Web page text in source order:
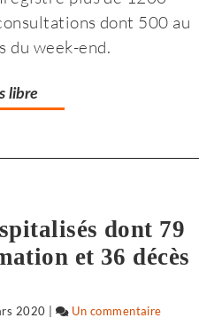
modestes
dont 500 au
du week-end.
libre
dont 79
et 36 décès
2020 | Un commentaire